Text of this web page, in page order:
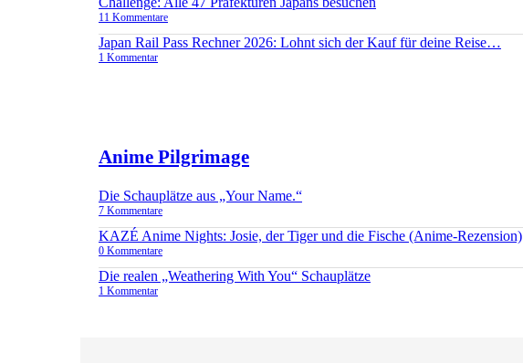
11 Kommentare
Japan Rail Pass Rechner 2026: Lohnt sich der Kauf für deine Reise…
1 Kommentar
Anime Pilgrimage
Die Schauplätze aus „Your Name.“
7 Kommentare
KAZÉ Anime Nights: Josie, der Tiger und die Fische (Anime-Rezension)
0 Kommentare
Die realen „Weathering With You“ Schauplätze
1 Kommentar